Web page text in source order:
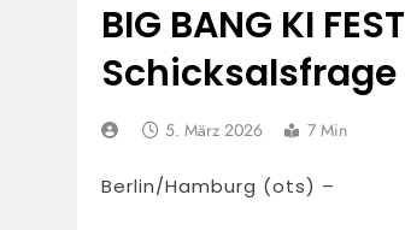
BIG BANG KI
5. März 2026 7 Min
Berlin/Hamburg (ots) –